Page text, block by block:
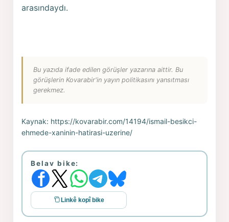
arasındaydı.
Bu yazıda ifade edilen görüşler yazarına aittir. Bu
görüşlerin Kovarabir'in yayın politikasını yansıtması
gerekmez.
Kaynak: https://kovarabir.com/14194/ismail-besikci-
ehmede-xaninin-hatirasi-uzerine/
Belav bike:
Linkê kopî bike